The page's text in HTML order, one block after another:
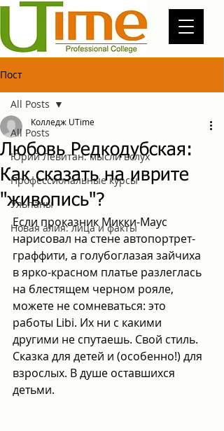
Пост
All Posts
Юрий Левитан: мысли вслух
Профессиональные курсы
Ульпаны
Новая алия: лица и факты
All Posts
Любовь Редкодубская:
Как сказать на иврите
"живопись"?
Колледж UTime
Если проказник Микки-Маус
нарисовал на стене автопортрет-
граффити, а голубоглазая зайчиха
в ярко-красном платье разлеглась
на блестящем черном рояле,
можете не сомневаться: это
работы Libi. Их ни с какими
другими не спутаешь. Свой стиль.
Сказка для детей и (особенно!) для
взрослых. В душе оставшихся
детьми.